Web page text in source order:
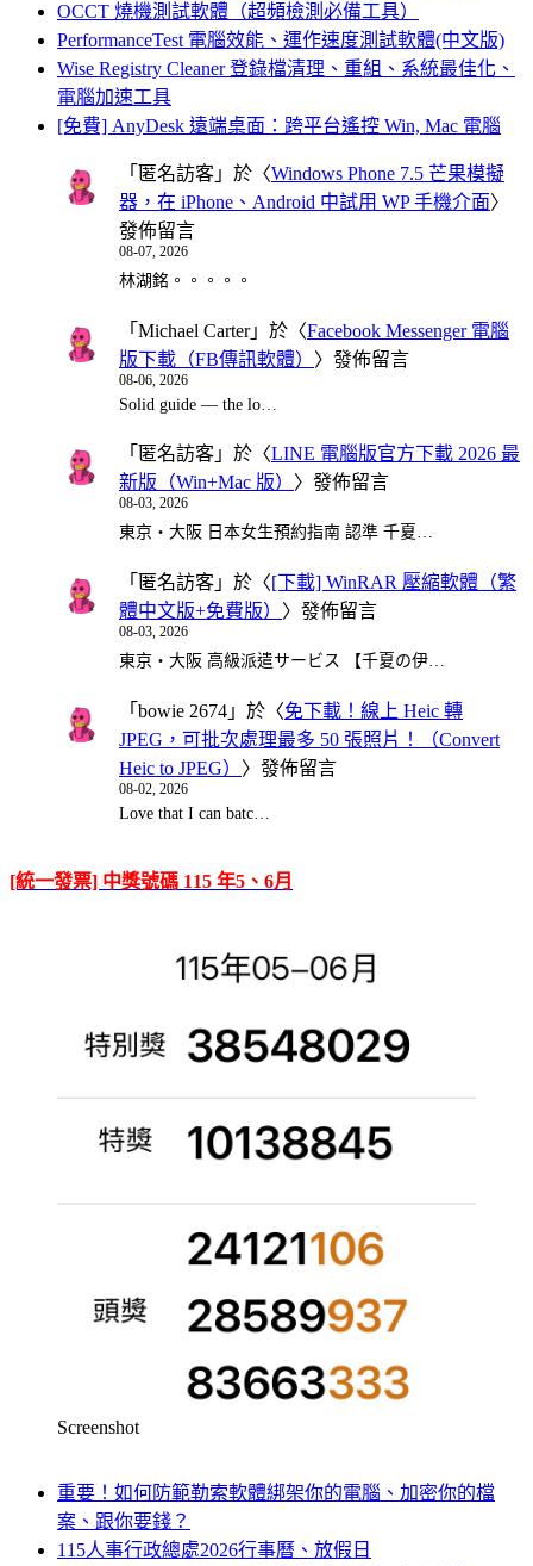
OCCT 燒機測試軟體（超頻檢測必備工具）
PerformanceTest 電腦效能、運作速度測試軟體(中文版)
Wise Registry Cleaner 登錄檔清理、重組、系統最佳化、
電腦加速工具
[免費] AnyDesk 遠端桌面：跨平台遙控 Win, Mac 電腦
「 匿名訪客 」於〈Windows Phone 7.5 芒果模擬
器，在 iPhone、Android 中試用 WP 手機介面〉
發佈留言
08-07, 2026
林湖銘。。。。。
「 Michael Carter」於〈Facebook Messenger 電腦
版下載（FB傳訊軟體） 〉發佈留言
08-06, 2026
Solid guide — the lo…
「 匿名訪客 」於〈LINE 電腦版官方下載 2026 最
新版（Win+Mac 版） 〉發佈留言
08-03, 2026
東京・大阪 日本女生預約指南 認準 千夏…
「 匿名訪客 」於〈[下載] WinRAR 壓縮軟體（繁
體中文版+免費版） 〉發佈留言
08-03, 2026
東京・大阪 高級派遣サービス 【千夏の伊…
「 bowie 2674 」於〈免下載！線上 Heic 轉
JPEG，可批次處理最多 50 張照片！（Convert
Heic to JPEG） 〉發佈留言
08-02, 2026
Love that I can batc…
[統一發票] 中獎號碼 115 年5、6月
Screenshot
重要！如何防範勒索軟體綁架你的電腦、加密你的檔
案、跟你要錢？
115人事行政總處2026行事曆、放假日